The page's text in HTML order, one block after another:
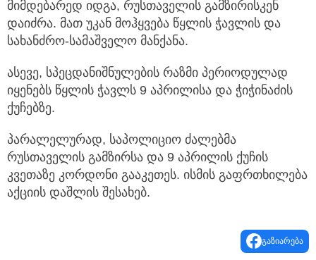
მიმდებარედ იდგა, რუსთაველის გამზირისკენ
დაიძრა. მათ უკან მოჰყვება წყლის ჭავლის და
სახანძრო-სამაშველო მანქანა.
ასევე, სპეცდანიშნულების რაზმი პერიოდულად
იყენებს წყლის ჭავლს 9 აპრილისა და ჭიჭინაძის
ქუჩებზე.
პარალელურად, საპოლიციო ძალებმა
რუსთაველის გამზირსა და 9 აპრილის ქუჩის
კვეთაზე კორდონი გააკეთეს. ისმის გაფრთხილება
აქციის დაშლის შესახებ.
გაზიარება